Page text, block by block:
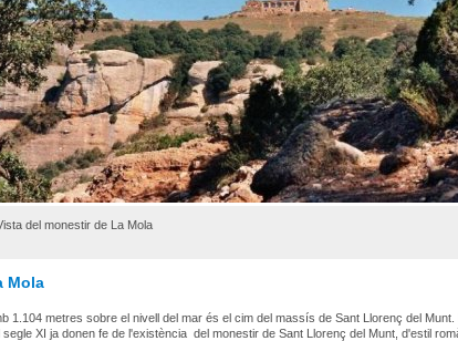
del monestir de La Mola
Mola
1.104 metres sobre el nivell del mar és el cim del massís de Sant Llorenç del Munt.
segle XI ja donen fe de l'existència del monestir de Sant Llorenç del Munt, d'estil